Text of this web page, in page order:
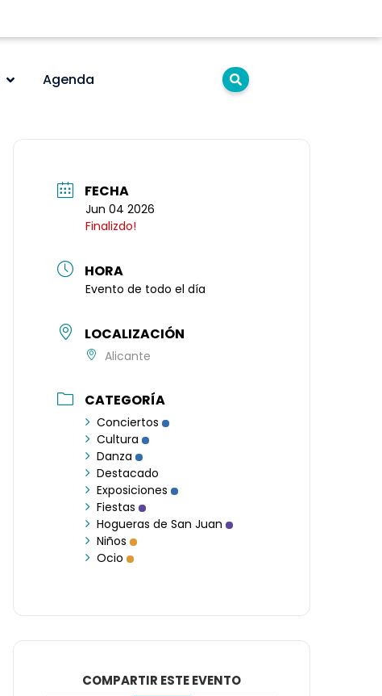
Agenda
FECHA
Jun 04 2026
Finalizdo!
HORA
Evento de todo el día
LOCALIZACIÓN
Alicante
CATEGORÍA
Conciertos
Cultura
Danza
Destacado
Exposiciones
Fiestas
Hogueras de San Juan
Niños
Ocio
COMPARTIR ESTE EVENTO